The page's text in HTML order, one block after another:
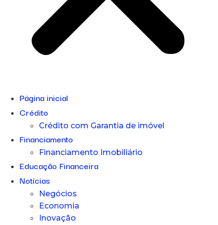
Página inicial
Crédito
Crédito com Garantia de imóvel
Financiamento
Financiamento Imobiliário
Educação Financeira
Notícias
Negócios
Economia
Inovação